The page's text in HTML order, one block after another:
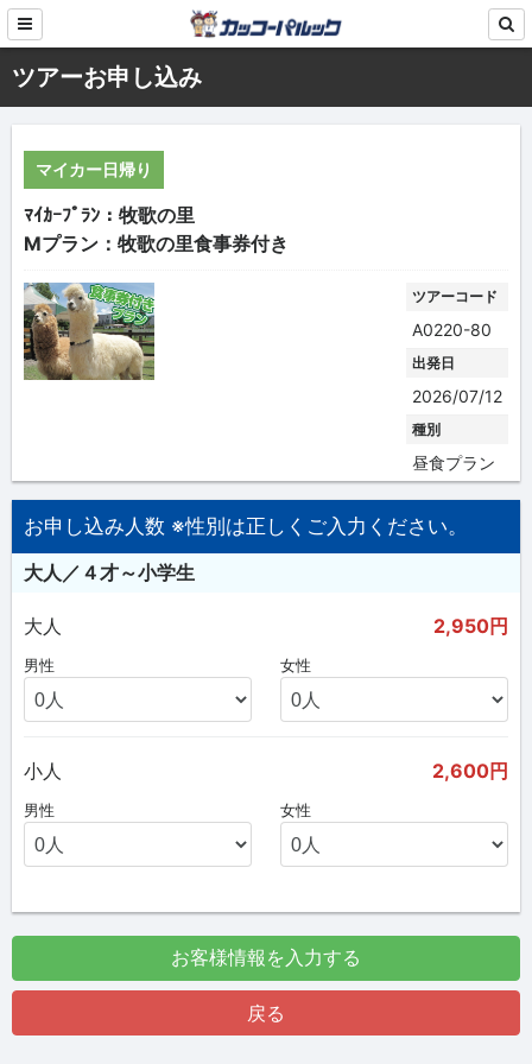
ツアーお申し込み
マイカー日帰り
ﾏｲｶｰﾌﾟﾗﾝ：牧歌の里
Mプラン：牧歌の里食事券付き
ツアーコード
A0220-80
出発日
2026/07/12
種別
昼食プラン
お申し込み人数 ※性別は正しくご入力ください。
大人／４才～小学生
大人 2,950円
男性 女性
小人 2,600円
男性 女性
お客様情報を入力する
戻る